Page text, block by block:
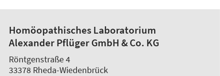
Homöopathisches Laboratorium
Alexander Pflüger GmbH & Co. KG
Röntgenstraße 4
33378 Rheda-Wiedenbrück